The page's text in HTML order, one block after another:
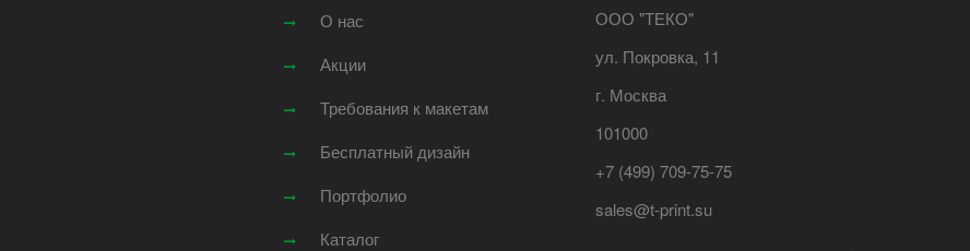
О нас
Акции
Требования к макетам
Бесплатный дизайн
Портфолио
Каталог
ООО "ТЕКО"
ул. Покровка, 11
г. Москва
101000
+7 (499) 709-75-75
sales@t-print.su